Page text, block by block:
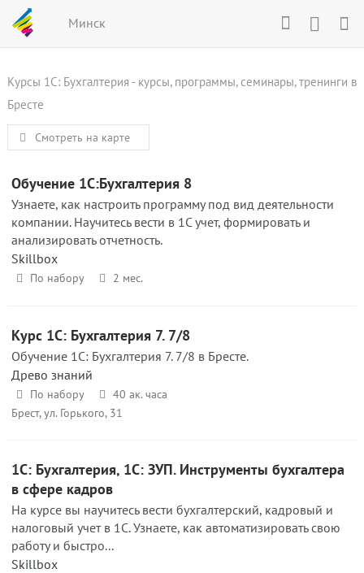
Минск
Курсы 1С: Бухгалтерия - курсы, программы, семинары, тренинги в
Бресте
Смотреть на карте
Обучение 1С:Бухгалтерия 8
Узнаете, как настроить программу под вид деятельности
компании. Научитесь вести в 1С учет, формировать и
анализировать отчетность.
Skillbox
По набору 2 мес.
Курс 1С: Бухгалтерия 7. 7/8
Обучение 1С: Бухгалтерия 7. 7/8 в Бресте.
Древо знаний
По набору
40 ак. часа
Брест, ул. Горького, 31
1С: Бухгалтерия, 1С: ЗУП. Инструменты бухгалтера
в сфере кадров
На курсе вы научитесь вести бухгалтерский, кадровый и
налоговый учет в 1С. Узнаете, как автоматизировать свою
работу и быстро...
Skillbox